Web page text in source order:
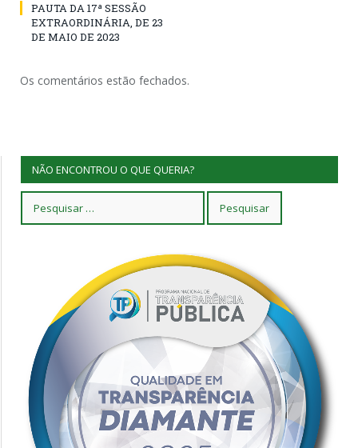
PAUTA DA 17ª SESSÃO
EXTRAORDINÁRIA, DE 23
DE MAIO DE 2023
Os comentários estão fechados.
NÃO ENCONTROU O QUE QUERIA?